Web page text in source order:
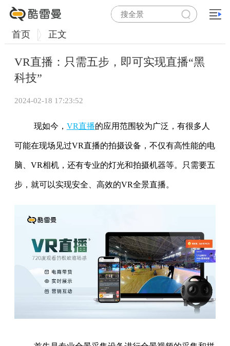
首页 正文
VR直播：只需五步，即可实现直播“黑
科技”
2024-02-18 17:23:52
现如今， VR直播的应用范围较为广泛，有很多人
可能在现场见过VR直播的拍摄设备，不仅有高性能的电
脑、VR相机，还有专业的灯光和拍摄机器等。只需要五
步，就可以实现安全、高效的VR全景直播。